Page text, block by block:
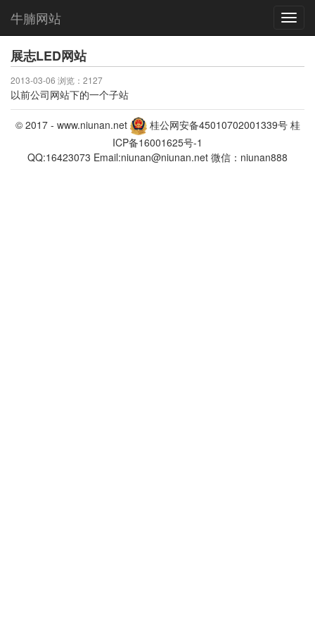
牛腩网站
展志LED网站
2013-03-06 浏览：2127
以前公司网站下的一个子站
© 2017 - www.niunan.net 桂公网安备45010702001339号 桂
ICP备16001625号-1
QQ:16423073 Email:niunan@niunan.net 微信：niunan888